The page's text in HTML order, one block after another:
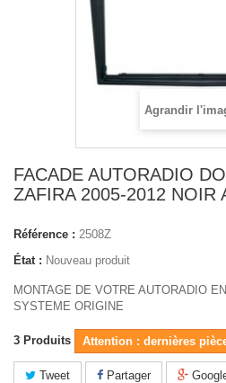
Agrandir
FACADE AUTORADIO
ZAFIRA 2005-2012 NOIR
Référence : 2508Z
État : Nouveau produit
MONTAGE DE VOTRE AUTORADIO
SYSTEME ORIGINE
3 Produits Attention : dernières
Tweet Partager